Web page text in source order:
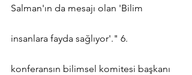
Salman'ın da mesajı olan 'Bilim
insanlara fayda sağlıyor'." 6.
konferansın bilimsel komitesi başkanı